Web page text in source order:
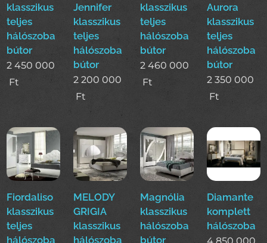
klasszikus
teljes
hálószoba
bútor
2 450 000
Ft
Jennifer
klasszikus
teljes
hálószoba
bútor
2 200 000
Ft
klasszikus
teljes
hálószoba
bútor
2 460 000
Ft
Aurora
klasszikus
teljes
hálószoba
bútor
2 350 000
Ft
Fiordaliso
klasszikus
teljes
hálószoba
MELODY
GRIGIA
klasszikus
hálószoba
Magnólia
klasszikus
hálószoba
bútor
Diamante
komplett
hálószoba